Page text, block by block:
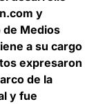
y
de Medios
a su cargo
expresaron
de la
y fue